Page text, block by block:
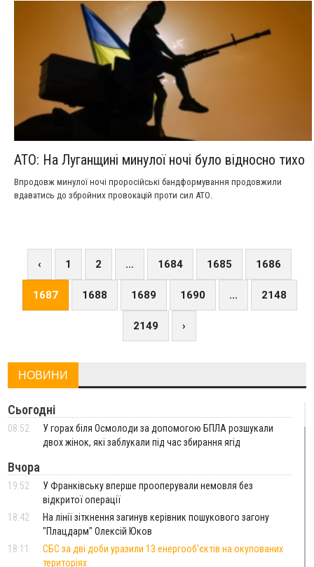
АТО: На Луганщині минулої ночі було відносно тихо
Впродовж минулої ночі проросійські бандформування продовжили
вдаватись до збройних провокацій проти сил АТО.
‹ 1 2 ... 1684 1685 1686
1687 1688 1689 1690 ... 2148
2149 ›
НОВИНИ
Сьогодні
08:52
У горах біля Осмолоди за допомогою БПЛА розшукали
двох жінок, які заблукали під час збирання ягід
Вчора
19:52
У Франківську вперше прооперували немовля без
відкритої операції
18:42
На лінії зіткнення загинув керівник пошукового загону
"Плацдарм" Олексій Юков
18:11
СБС за дві доби уразили 13 енергооб'єктів на окупованих
територіях